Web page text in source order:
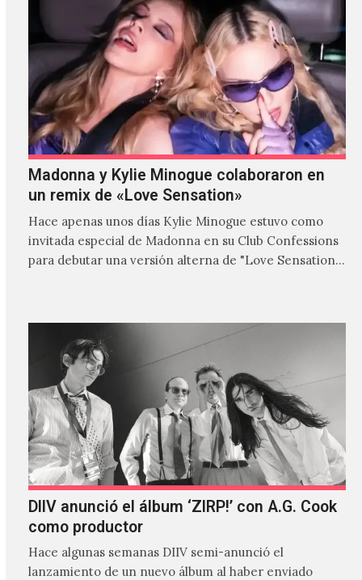
Madonna y Kylie Minogue colaboraron en
un remix de «Love Sensation»
Hace apenas unos días Kylie Minogue estuvo como
invitada especial de Madonna en su Club Confessions
para debutar una versión alterna de "Love Sensation",
DIIV anunció el álbum ‘ZIRP!’ con A.G. Cook
como productor
Hace algunas semanas DIIV semi-anunció el
lanzamiento de un nuevo álbum al haber enviado